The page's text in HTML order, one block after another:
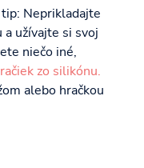
Neprikladajte
užívajte si svoj
niečo iné,
zo silikónu.
alebo hračkou